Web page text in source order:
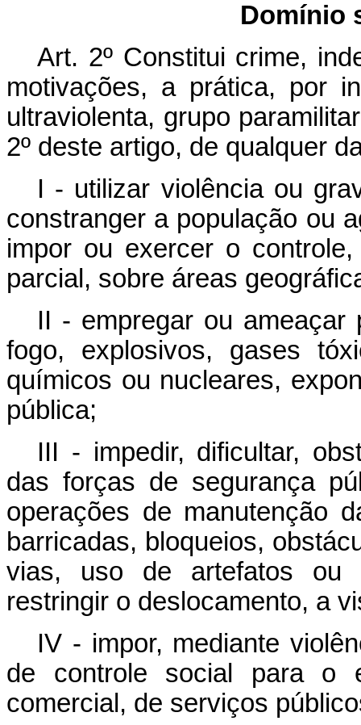
Domínio
Art. 2º Constitui crime,
motivações, a prática, por
ultraviolenta, grupo
2º deste artigo, de qualquer
I - utilizar violência ou
constranger a população ou
impor ou exercer o
parcial, sobre áreas
II - empregar ou
fogo, explosivos, gases
químicos ou nucleares,
pública;
III - impedir, dificultar,
das forças de segurança
operações de manutenção
barricadas, bloqueios,
vias, uso de artefatos ou
restringir o deslocamento, a
IV - impor, mediante
de controle social para o
comercial, de serviços